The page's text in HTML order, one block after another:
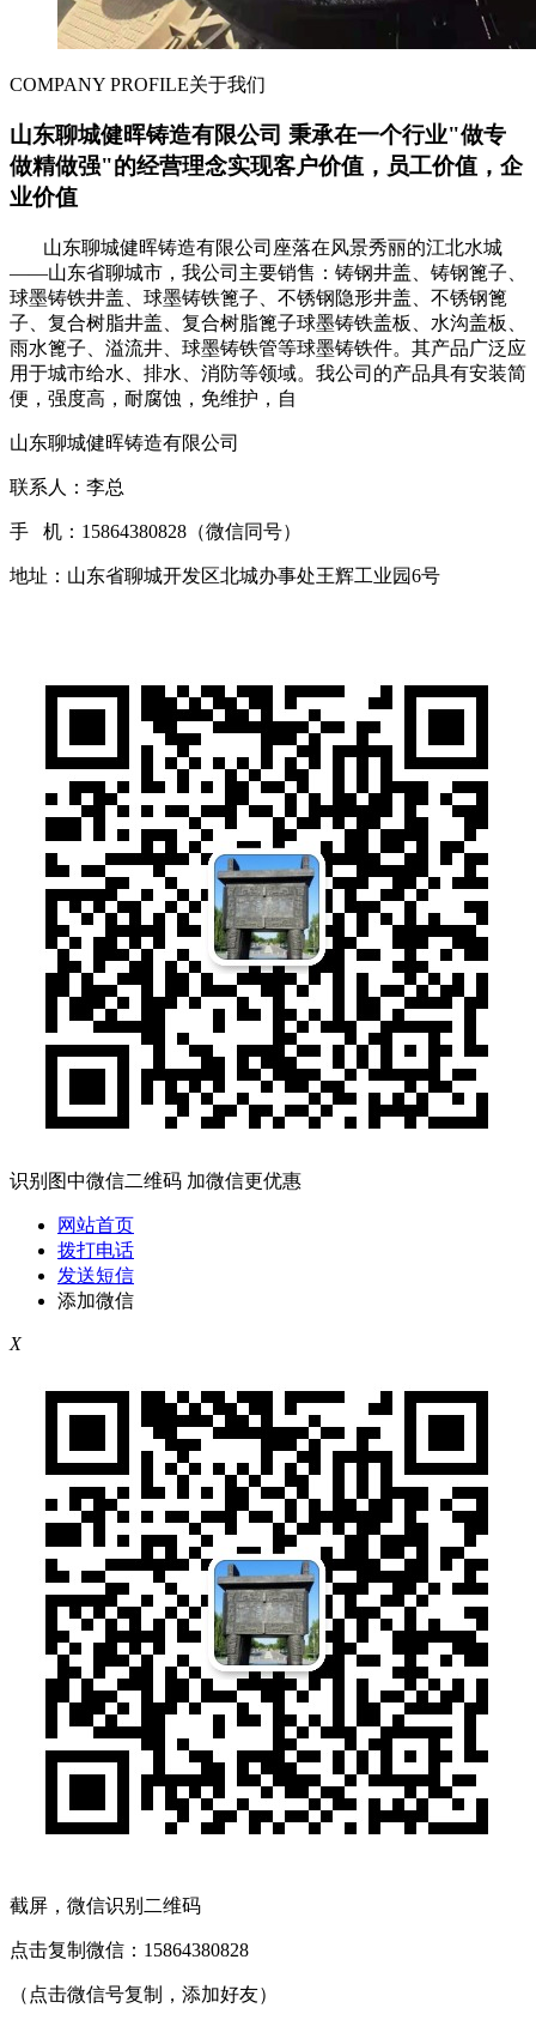
COMPANY PROFILE关于我们
山东聊城健晖铸造有限公司 秉承在一个行业"做专
做精做强"的经营理念实现客户价值，员工价值，企
业价值
山东聊城健晖铸造有限公司座落在风景秀丽的江北水城
——山东省聊城市，我公司主要销售：铸钢井盖、铸钢篦子、
球墨铸铁井盖、球墨铸铁篦子、不锈钢隐形井盖、不锈钢篦
子、复合树脂井盖、复合树脂篦子球墨铸铁盖板、水沟盖板、
雨水篦子、溢流井、球墨铸铁管等球墨铸铁件。其产品广泛应
用于城市给水、排水、消防等领域。我公司的产品具有安装简
便，强度高，耐腐蚀，免维护，自
山东聊城健晖铸造有限公司
联系人：李总
手 机：15864380828（微信同号）
地址：山东省聊城开发区北城办事处王辉工业园6号
识别图中微信二维码 加微信更优惠
网站首页
拨打电话
发送短信
添加微信
X
截屏，微信识别二维码
点击复制微信：15864380828
（点击微信号复制，添加好友）